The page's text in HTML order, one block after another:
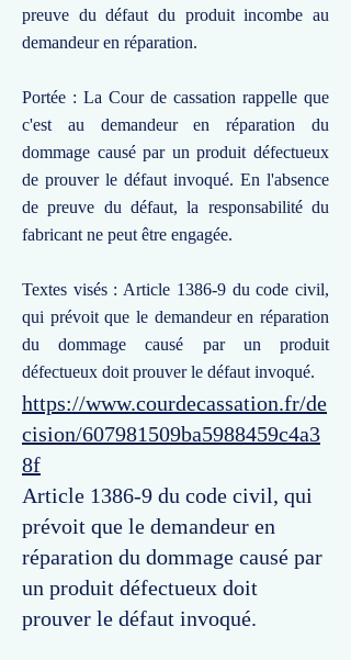
preuve du défaut du produit incombe au
demandeur en réparation.
Portée : La Cour de cassation rappelle que
c'est au demandeur en réparation du
dommage causé par un produit défectueux
de prouver le défaut invoqué. En l'absence
de preuve du défaut, la responsabilité du
fabricant ne peut être engagée.
Textes visés : Article 1386-9 du code civil,
qui prévoit que le demandeur en réparation
du dommage causé par un produit
défectueux doit prouver le défaut invoqué.
https://www.courdecassation.fr/de
cision/607981509ba5988459c4a3
8f
Article 1386-9 du code civil, qui
prévoit que le demandeur en
réparation du dommage causé par
un produit défectueux doit
prouver le défaut invoqué.